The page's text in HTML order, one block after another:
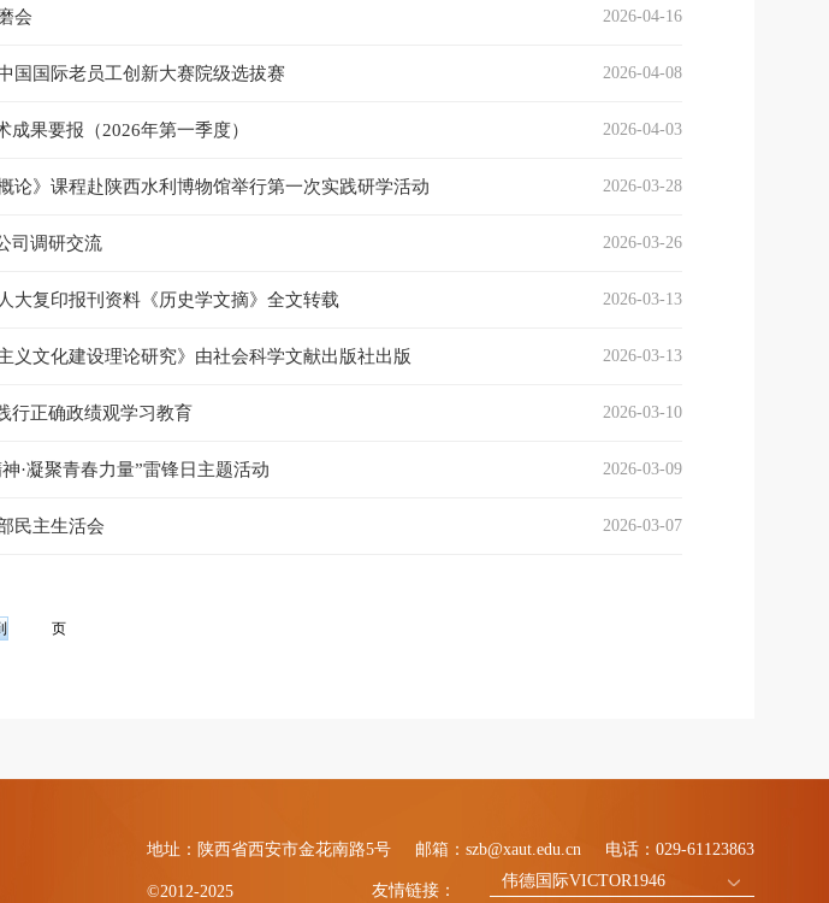
会 2026-04-16
国国际老员工创新大赛院级选拔赛 2026-04-08
成果要报（2026年第一季度） 2026-04-03
论》课程赴陕西水利博物馆举行第一次实践研学活动 2026-03-28
司调研交流 2026-03-26
大复印报刊资料《历史学文摘》全文转载 2026-03-13
义文化建设理论研究》由社会科学文献出版社出版 2026-03-13
行正确政绩观学习教育 2026-03-10
·凝聚青春力量”雷锋日主题活动 2026-03-09
民主生活会 2026-03-07
页
地址：陕西省西安市金花南路5号 邮箱：szb@xaut.edu.cn 电话：029-61123863
©2012-2025 友情链接：
伟德国际VICTOR1946